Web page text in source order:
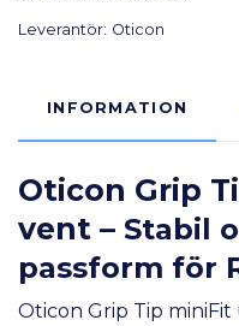
Leverantör: Oticon
INFORMATION
Oticon Grip
vent – Stabil
passform för
Oticon Grip Tip